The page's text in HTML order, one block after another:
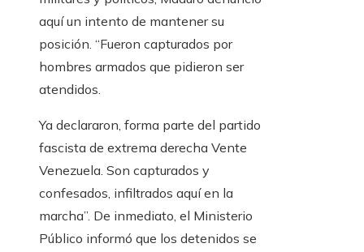
aquí un intento de mantener su
posición. “Fueron capturados por
hombres armados que pidieron ser
atendidos.
Ya declararon, forma parte del partido
fascista de extrema derecha Vente
Venezuela. Son capturados y
confesados, infiltrados aquí en la
marcha”. De inmediato, el Ministerio
Público informó que los detenidos se